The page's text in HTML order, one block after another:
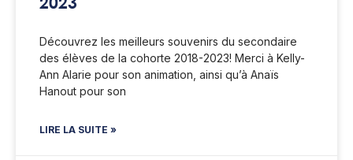
Découvrez les meilleurs souvenirs du secondaire
des élèves de la cohorte 2018-2023! Merci à Kelly-
Ann Alarie pour son animation, ainsi qu’à Anaïs
Hanout pour son
LIRE LA SUITE »